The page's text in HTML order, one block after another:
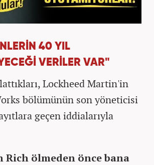
40 YIL
VERİLER VAR"
Lockheed Martin'in
bölümünün son yöneticisi
geçen iddialarıyla
Rich ölmeden önce bana